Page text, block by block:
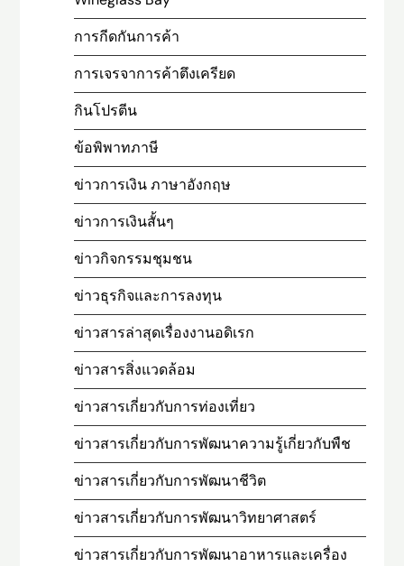
การกีดกันการค้า
การเจรจาการค้าตึงเครียด
กินโปรตีน
ข้อพิพาทภาษี
ข่าวการเงิน ภาษาอังกฤษ
ข่าวการเงินสั้นๆ
ข่าวกิจกรรมชุมชน
ข่าวธุรกิจและการลงทุน
ข่าวสารล่าสุดเรื่องงานอดิเรก
ข่าวสารสิ่งแวดล้อม
ข่าวสารเกี่ยวกับการท่องเที่ยว
ข่าวสารเกี่ยวกับการพัฒนาความรู้เกี่ยวกับพืช
ข่าวสารเกี่ยวกับการพัฒนาชีวิต
ข่าวสารเกี่ยวกับการพัฒนาวิทยาศาสตร์
ข่าวสารเกี่ยวกับการพัฒนาอาหารและเครื่อง